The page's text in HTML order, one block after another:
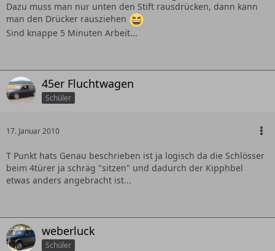
Dazu muss man nur unten den Stift rausdrücken, dann kann
man den Drücker rausziehen
Sind knappe 5 Minuten Arbeit...
45er Fluchtwagen
Schüler
17. Januar 2010
T Punkt hats Genau beschrieben ist ja logisch da die Schlösser
beim 4türer ja schräg "sitzen" und dadurch der Kipphbel
etwas anders angebracht ist...
weberluck
Schüler